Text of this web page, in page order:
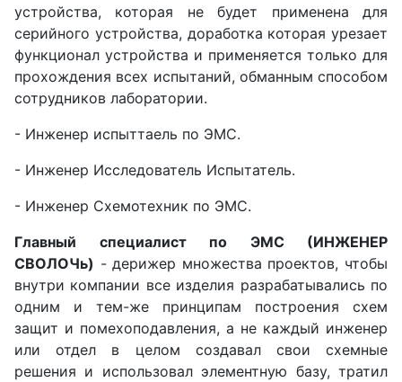
устройства, которая не будет применена для
серийного устройства, доработка которая урезает
функционал устройства и применяется только для
прохождения всех испытаний, обманным способом
сотрудников лаборатории.
- Инженер испыттаель по ЭМС.
- Инженер Исследователь Испытатель.
- Инженер Схемотехник по ЭМС.
Главный специалист по ЭМС (ИНЖЕНЕР
СВОЛОЧь) - дерижер множества проектов, чтобы
внутри компании все изделия разрабатывались по
одним и тем-же принципам построения схем
защит и помехоподавления, а не каждый инженер
или отдел в целом создавал свои схемные
решения и использовал элементную базу, тратил